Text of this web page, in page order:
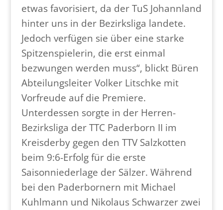
etwas favorisiert, da der TuS Johannland
hinter uns in der Bezirksliga landete.
Jedoch verfügen sie über eine starke
Spitzenspielerin, die erst einmal
bezwungen werden muss“, blickt Büren
Abteilungsleiter Volker Litschke mit
Vorfreude auf die Premiere.
Unterdessen sorgte in der Herren-
Bezirksliga der TTC Paderborn II im
Kreisderby gegen den TTV Salzkotten
beim 9:6-Erfolg für die erste
Saisonniederlage der Sälzer. Während
bei den Paderbornern mit Michael
Kuhlmann und Nikolaus Schwarzer zwei